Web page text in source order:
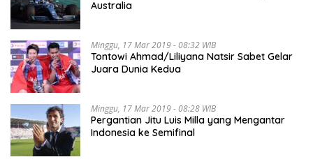
Australia
Minggu, 17 Mar 2019 - 08:32 WIB
Tontowi Ahmad/Liliyana Natsir Sabet Gelar
Juara Dunia Kedua
Minggu, 17 Mar 2019 - 08:28 WIB
Pergantian Jitu Luis Milla yang Mengantar
Indonesia ke Semifinal